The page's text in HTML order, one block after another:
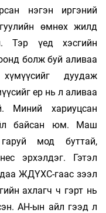
нэгэн иргэний
өмнөх жилд
Тэр үед хэсгийн
болж буй аливаа
дуудаж
ер нь л аливаа
Миний хариуцсан
байсан юм. Маш
мод буттай,
эрхэлдэг. Гэтэл
ЖДҮХС-гаас зээл
ахлагч ч гэрт нь
АН-ын айл гээд л